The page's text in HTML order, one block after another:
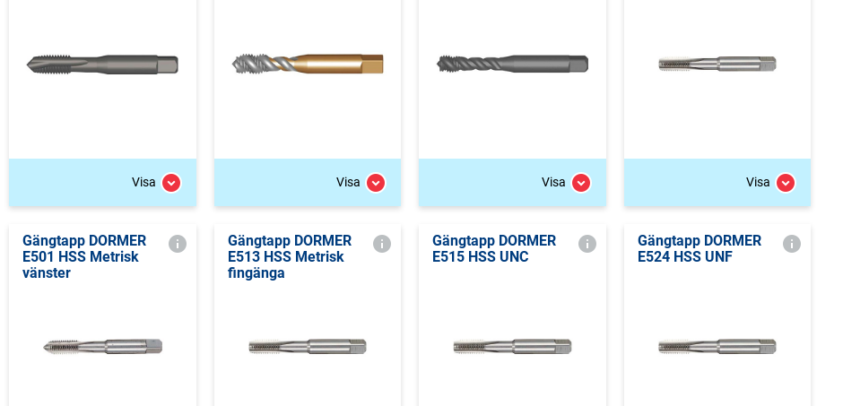
Visa Visa Visa Visa
Gängtapp DORMER
E501 HSS Metrisk
vänster
Gängtapp DORMER
E513 HSS Metrisk
fingänga
Gängtapp DORMER
E515 HSS UNC
Gängtapp DORMER
E524 HSS UNF